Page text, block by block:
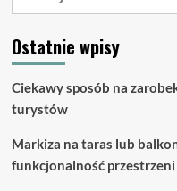
mają
znaczenie
Ostatnie wpisy
Ciekawy sposób na
turystów
Markiza na taras lub
funkcjonalność przestrzeni